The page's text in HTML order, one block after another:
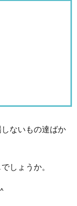
ないもの達ばか
しょうか。